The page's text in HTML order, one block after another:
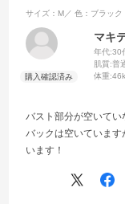
サイズ：M／ 色：ブラック
マキ
年代:30
肌質:普
体重:
バスト部分が空いてい
バックは空いていま
います！